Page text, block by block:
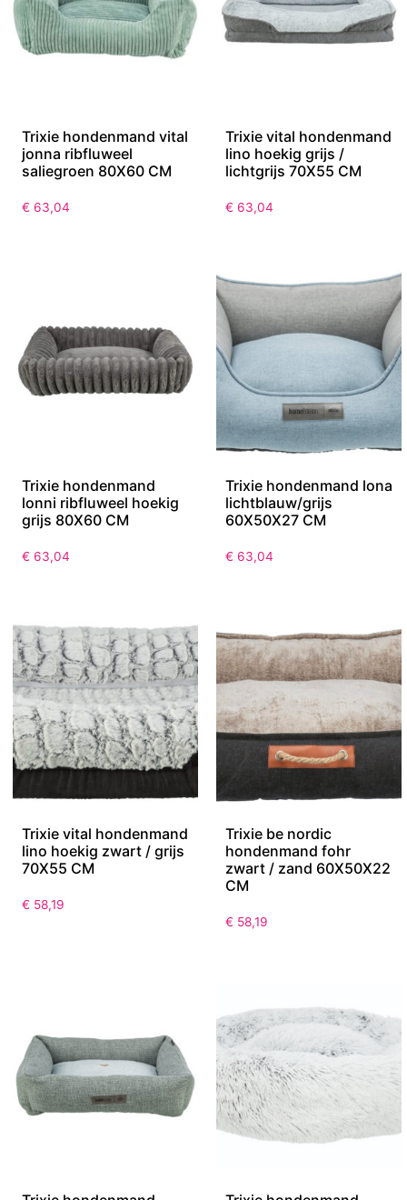
Trixie hondenmand vital
jonna ribfluweel
saliegroen 80X60 CM
€ 63,04
Trixie vital hondenmand
lino hoekig grijs /
lichtgrijs 70X55 CM
€ 63,04
Trixie hondenmand
lonni ribfluweel hoekig
grijs 80X60 CM
€ 63,04
Trixie hondenmand lona
lichtblauw/grijs
60X50X27 CM
€ 63,04
Trixie vital hondenmand
lino hoekig zwart / grijs
70X55 CM
€ 58,19
Trixie be nordic
hondenmand fohr
zwart / zand 60X50X22
CM
€ 58,19